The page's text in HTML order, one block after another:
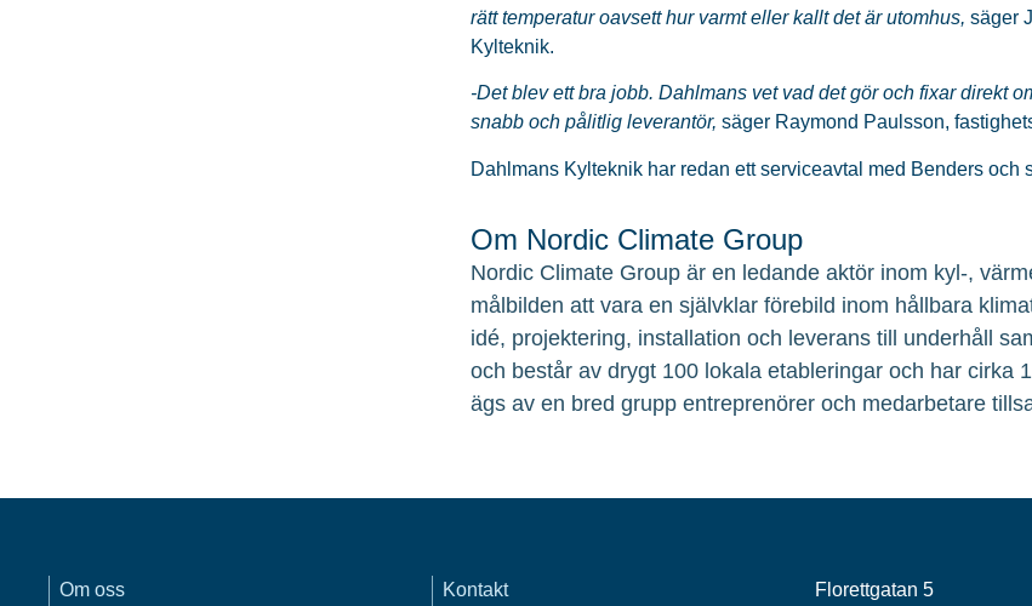
rätt temperatur oavsett hur varmt eller kallt det är utomhus, säger
Kylteknik.
-Det blev ett bra jobb. Dahlmans vet vad det gör och fixar direkt
snabb och pålitlig leverantör, säger Raymond Paulsson,
Dahlmans Kylteknik har redan ett serviceavtal med Benders och
Om Nordic Climate Group
Nordic Climate Group är en ledande aktör inom kyl-,
målbilden att vara en självklar förebild inom hållbara
idé, projektering, installation och leverans till underhåll
och består av drygt 100 lokala etableringar och har cirka
ägs av en bred grupp entreprenörer och medarbetare
Om oss Kontakt
Florettgatan 5